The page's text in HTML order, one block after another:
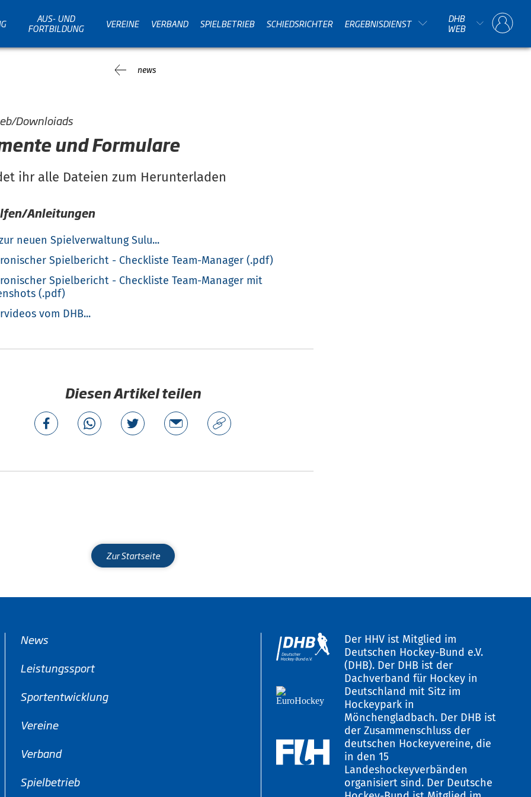
AUS- UND
FORTBILDUNG
VEREINE VERBAND SPIELBETRIEB SCHIEDSRICHTER ERGEBNISDIENST
DHB
WEB
news
Downloiads
und Formulare
ihr alle Dateien zum Herunterladen
Anleitungen
neuen Spielverwaltung Sulu...
Spielbericht - Checkliste Team-Manager (.pdf)
Spielbericht - Checkliste Team-Manager mit
(.pdf)
vom DHB...
Diesen Artikel teilen
Zur Startseite
News
Leistungssport
Sportentwicklung
Vereine
Verband
Spielbetrieb
Der HHV ist Mitglied im
Deutschen Hockey-Bund e.V.
(DHB). Der DHB ist der
Dachverband für Hockey in
Deutschland mit Sitz im
Hockeypark in
Mönchengladbach. Der DHB ist
der Zusammenschluss der
deutschen Hockeyvereine, die
in den 15
Landeshockeyverbänden
organisiert sind. Der Deutsche